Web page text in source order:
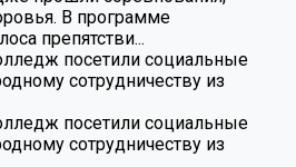
В программе
препятстви...
посетили социальные
сотрудничеству из
посетили социальные
сотрудничеству из